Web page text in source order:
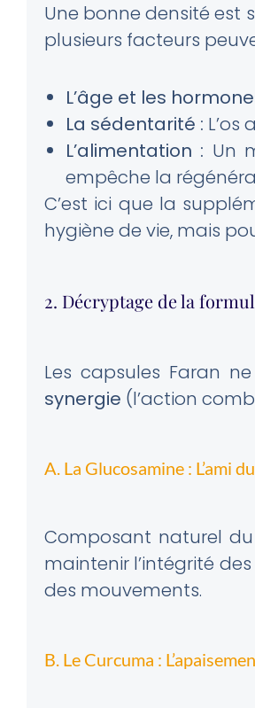
Une bonne densité est
plusieurs facteurs
L’âge et les
La sédentarité :
L’alimentation : Un
empêche la
C’est ici que la
hygiène de vie, mais
2. Décryptage de la
Les capsules Faran
synergie (l’action
A. La Glucosamine : L’ami
Composant naturel
maintenir l’intégrité
des mouvements.
B. Le Curcuma :